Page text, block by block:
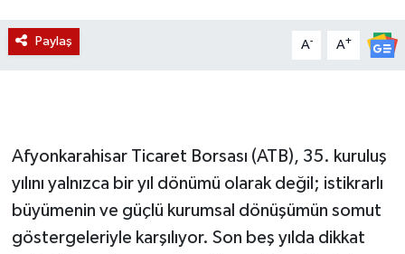
Paylaş A- A+
Afyonkarahisar Ticaret Borsası (ATB), 35. kuruluş
yılını yalnızca bir yıl dönümü olarak değil; istikrarlı
büyümenin ve güçlü kurumsal dönüşümün somut
göstergeleriyle karşılıyor. Son beş yılda dikkat